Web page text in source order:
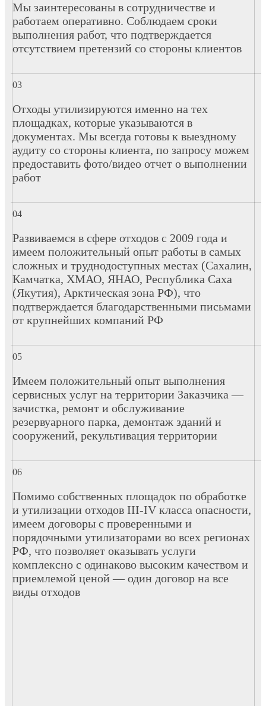
Мы заинтересованы в сотрудничестве и
работаем оперативно. Соблюдаем сроки
выполнения работ, что подтверждается
отсутствием претензий со стороны клиентов
Отходы утилизируются именно на тех
площадках, которые указываются в
документах. Мы всегда готовы к выездному
аудиту со стороны клиента, по запросу можем
предоставить фото/видео отчет о выполнении
работ
Развиваемся в сфере отходов с 2009 года и
имеем положительный опыт работы в самых
сложных и труднодоступных местах (Сахалин,
Камчатка, ХМАО, ЯНАО, Республика Саха
(Якутия), Арктическая зона РФ), что
подтверждается благодарственными письмами
от крупнейших компаний РФ
Имеем положительный опыт выполнения
сервисных услуг на территории Заказчика —
зачистка, ремонт и обслуживание
резервуарного парка, демонтаж зданий и
сооружений, рекультивация территории
Помимо собственных площадок по обработке
и утилизации отходов III-IV класса опасности,
имеем договоры с проверенными и
порядочными утилизаторами во всех регионах
РФ, что позволяет оказывать услуги
комплексно с одинаково высоким качеством и
приемлемой ценой — один договор на все
виды отходов